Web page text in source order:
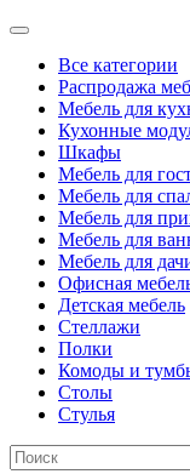
Все категории
Распродажа
Мебель для
Кухонные
Шкафы
Мебель для
Мебель для
Мебель для
Мебель для
Мебель для
Офисная
Детская мебель
Стеллажи
Полки
Комоды и
Столы
Стулья